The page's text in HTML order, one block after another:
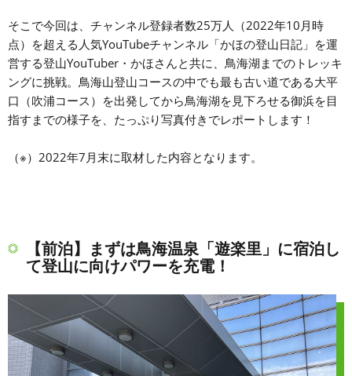
そこで今回は、チャンネル登録者数25万人（2022年10月時
点）を超える人気YouTubeチャンネル「かほの登山日記」を運
営する登山YouTuber・かほさんと共に、鳥海湖までのトレッキ
ングに挑戦。鳥海山登山コースの中でも最も古い道である大平
口（吹浦コース）を出発してから鳥海湖を見下ろせる御浜を目
指すまでの様子を、たっぷり写真付きでレポートします！
（※）2022年7月末に取材した内容となります。
【前泊】まずは鳥海温泉「遊楽里」に宿泊し
て登山に向けパワーを充電！